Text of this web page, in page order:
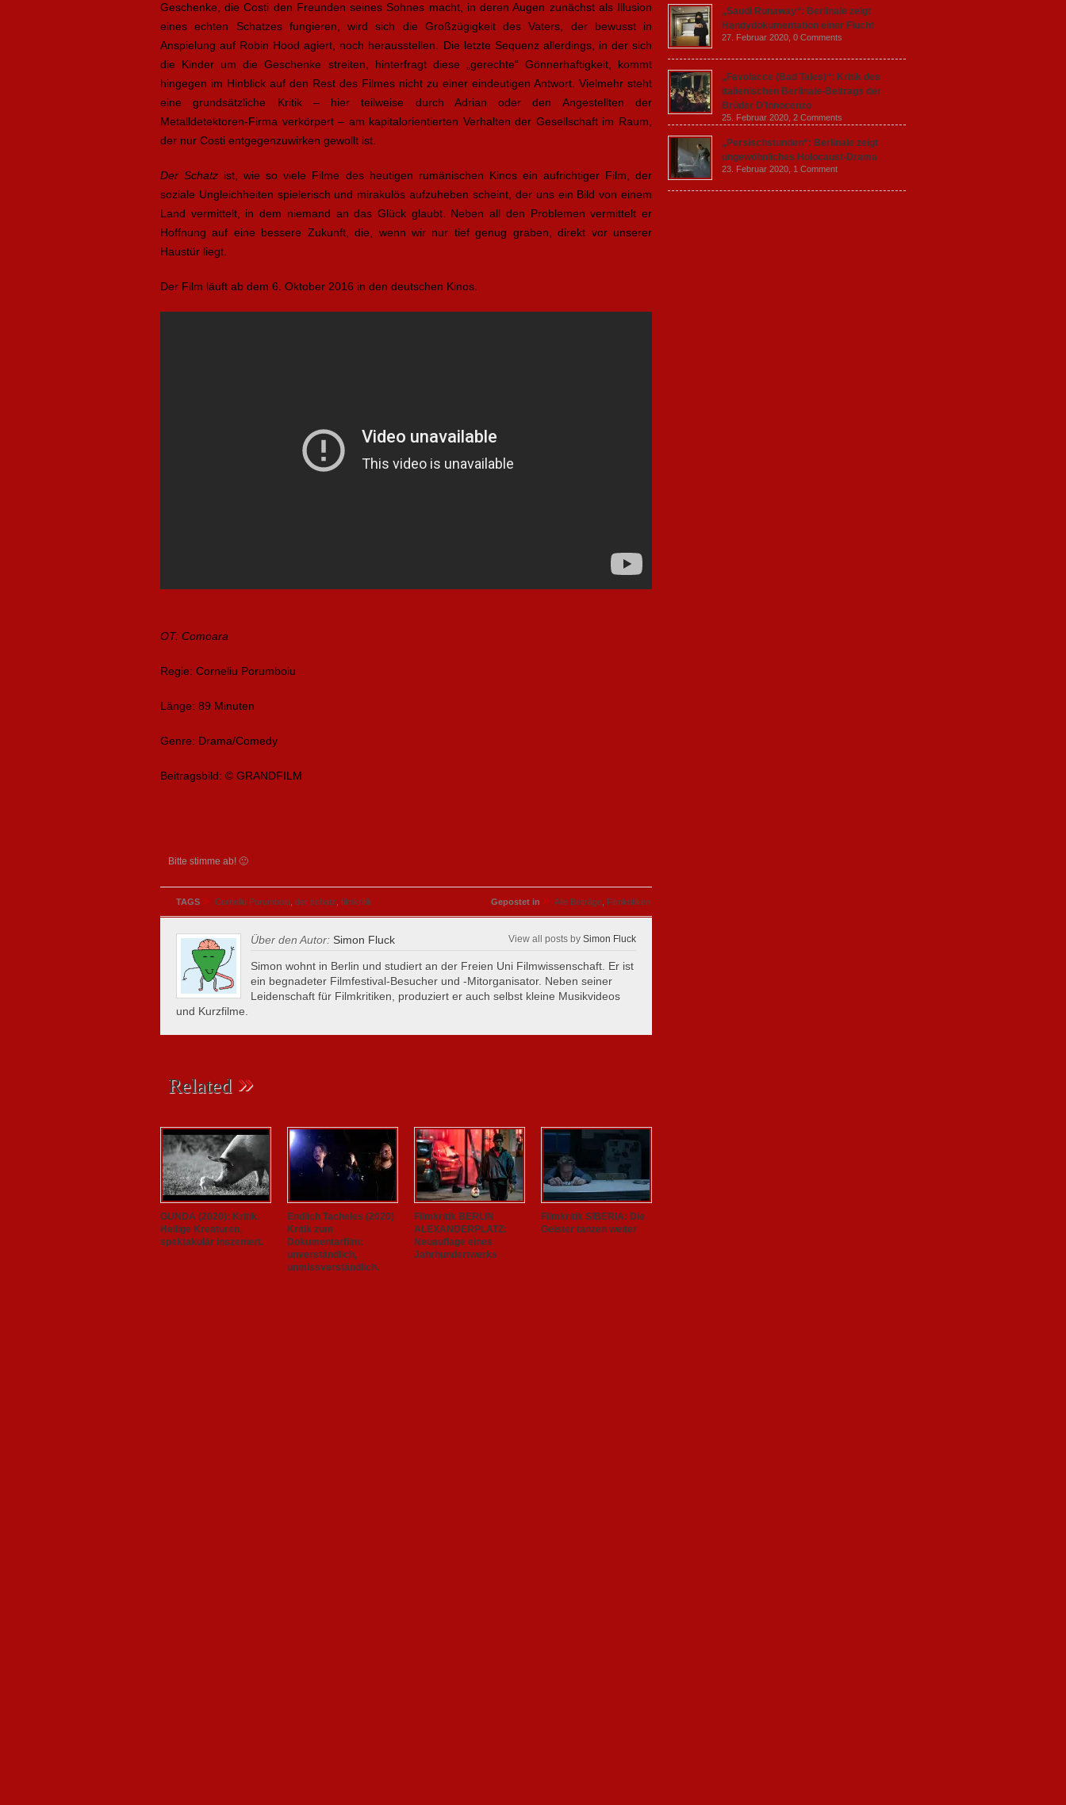
Geschenke, die Costi den Freunden seines Sohnes macht, in deren Augen zunächst als Illusion
eines echten Schatzes fungieren, wird sich die Großzügigkeit des Vaters, der bewusst in
Anspielung auf Robin Hood agiert, noch herausstellen. Die letzte Sequenz allerdings, in der sich
die Kinder um die Geschenke streiten, hinterfragt diese „gerechte“ Gönnerhaftigkeit, kommt
hingegen im Hinblick auf den Rest des Filmes nicht zu einer eindeutigen Antwort. Vielmehr steht
eine grundsätzliche Kritik – hier teilweise durch Adrian oder den Angestellten der
Metalldetektoren-Firma verkörpert – am kapitalorientierten Verhalten der Gesellschaft im Raum,
der nur Costi entgegenzuwirken gewollt ist.
Der Schatz ist, wie so viele Filme des heutigen rumänischen Kinos ein aufrichtiger Film, der
soziale Ungleichheiten spielerisch und mirakulös aufzuheben scheint, der uns ein Bild von einem
Land vermittelt, in dem niemand an das Glück glaubt. Neben all den Problemen vermittelt er
Hoffnung auf eine bessere Zukunft, die, wenn wir nur tief genug graben, direkt vor unserer
Haustür liegt.
Der Film läuft ab dem 6. Oktober 2016 in den deutschen Kinos.
OT: Comoara
Regie: Corneliu Porumboiu
Länge: 89 Minuten
Genre: Drama/Comedy
Beitragsbild: © GRANDFILM
Bitte stimme ab! 🙂
TAGS » Corneliu Porumboiu der schatz filmkritik Gepostet in » Alle Beiträge Filmkritiken
Über den Autor: Simon Fluck View all posts by Simon Fluck
Simon wohnt in Berlin und studiert an der Freien Uni Filmwissenschaft. Er ist
ein begnadeter Filmfestival-Besucher und -Mitorganisator. Neben seiner
Leidenschaft für Filmkritiken, produziert er auch selbst kleine Musikvideos
und Kurzfilme.
Related »
GUNDA (2020): Kritik.
Heilige Kreaturen,
spektakulär inszeniert.
Endlich Tacheles (2020)
Kritik zum
Dokumentarfilm:
unverständlich,
unmissverständlich.
Filmkritik BERLIN
ALEXANDERPLATZ:
Neuauflage eines
Jahrhundertwerks
Filmkritik SIBERIA: Die
Geister tanzen weiter
„Saudi Runaway“: Berlinale zeigt
Handydokumentation einer Flucht
27. Februar 2020, 0 Comments
„Favolacce (Bad Tales)“: Kritik des
italienischen Berlinale-Beitrags der
Brüder D’Innocenzo
25. Februar 2020, 2 Comments
„Persischstunden“: Berlinale zeigt
ungewöhnliches Holocaust-Drama
23. Februar 2020, 1 Comment